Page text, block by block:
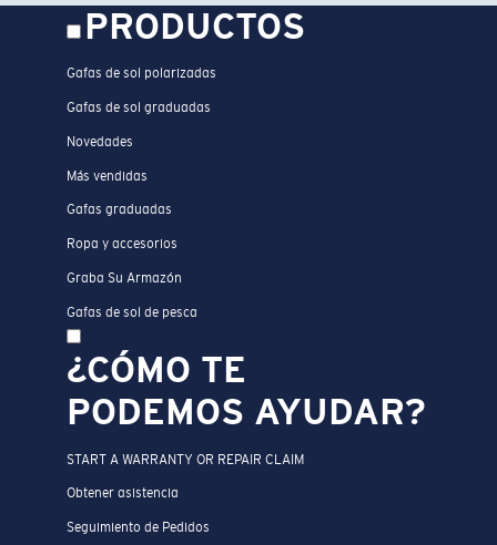
PRODUCTOS
Gafas de sol polarizadas
Gafas de sol graduadas
Novedades
Más vendidas
Gafas graduadas
Ropa y accesorios
Graba Su Armazón
Gafas de sol de pesca
¿CÓMO TE
PODEMOS AYUDAR?
START A WARRANTY OR REPAIR CLAIM
Obtener asistencia
Seguimiento de Pedidos